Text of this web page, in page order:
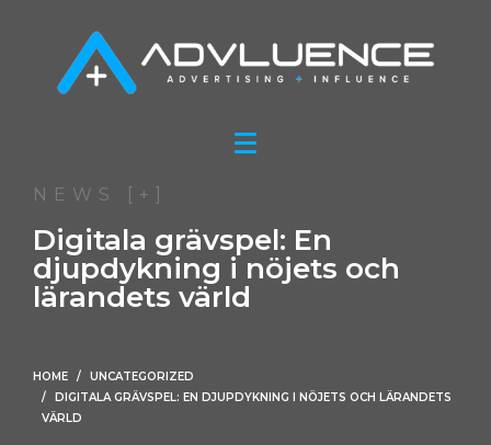
NEWS [+]
Digitala grävspel: En
djupdykning i nöjets och
lärandets värld
HOME
UNCATEGORIZED
DIGITALA GRÄVSPEL: EN DJUPDYKNING I NÖJETS OCH LÄRANDETS
VÄRLD